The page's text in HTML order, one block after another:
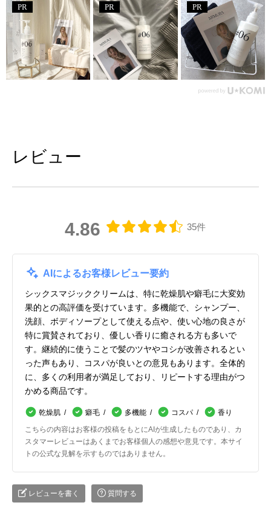
PR PR PR
レビュー
4.86 35件
AIによるお客様レビュー要約
シックスマジッククリームは、特に乾燥肌や癖毛に大変効
果的との高評価を受けています。多機能で、シャンプー、
洗顔、ボディソープとして使える点や、使い心地の良さが
特に賞賛されており、優しい香りに癒される方も多いで
す。継続的に使うことで髪のツヤやコシが改善されるとい
った声もあり、コスパが良いとの意見もあります。全体的
に、多くの利用者が満足しており、リピートする理由がつ
かめる商品です。
乾燥肌 癖毛 多機能 コスパ
香り
こちらの内容はお客様の投稿をもとにAIが生成したものであり、カ
スタマーレビューはあくまでお客様個人の感想や意見です。本サイ
トの公式な見解を示すものではありません。
レビューを書く 質問する